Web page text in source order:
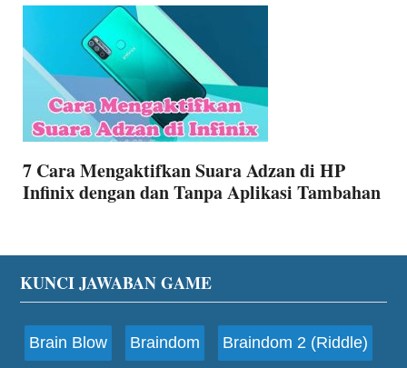
7 Cara Mengaktifkan Suara Adzan di HP
Infinix dengan dan Tanpa Aplikasi Tambahan
Footer
KUNCI JAWABAN GAME
Brain Blow Braindom Braindom 2 (Riddle)